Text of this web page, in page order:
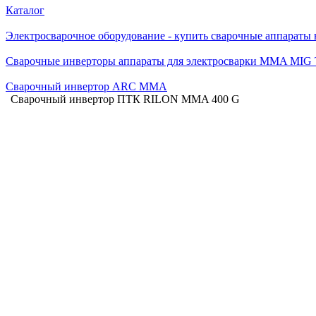
Каталог
Электросварочное оборудование - купить сварочные
Сварочные инверторы аппараты для электросварки MMA MIG
Сварочный инвертор ARC MMA
Сварочный инвертор ПТК RILON MMA 400 G